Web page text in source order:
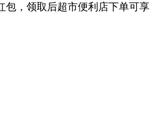
包，领取后超市便利店下单可享